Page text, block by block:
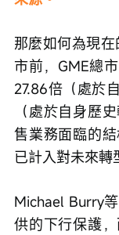
那麼如何為現
市前，GME總
27.86倍（處於
（處於自身歷
售業務面臨的
已計入對未來轉
Michael Burry
供的下行保護